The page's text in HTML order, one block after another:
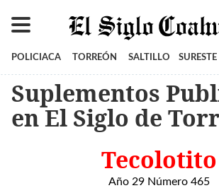
POLICIACA TORREÓN SALTILLO SURESTE
Suplementos
en El Siglo de
Tecolotito
Año 29 Número 465